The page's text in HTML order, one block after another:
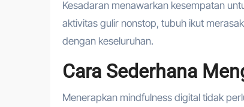
Kesadaran menawarkan kesempatan
aktivitas gulir nonstop, tubuh ikut
dengan keseluruhan.
Cara Sederhana
Menerapkan mindfulness digital tidak